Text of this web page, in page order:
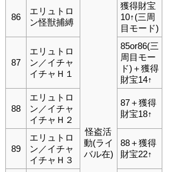
86
エリュトロ
ン怪獣捕縛
怪盗活
動(ライ
バル在)
獲得財宝
10↑(三周
目モード)
87
エリュトロ
ン／イチャ
イチャＨ１
85or86(三
周目モー
ド)＋獲得
財宝14↑
88
エリュトロ
ン／イチャ
イチャＨ２
87＋獲得
財宝18↑
89
エリュトロ
ン／イチャ
イチャＨ３
88＋獲得
財宝22↑